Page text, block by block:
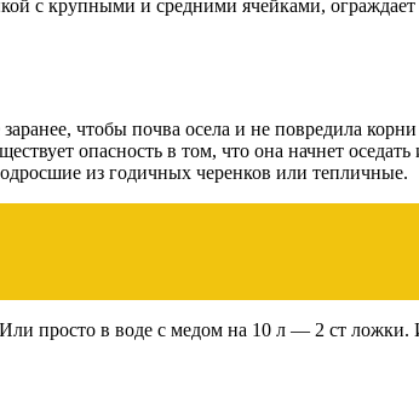
с крупными и средними ячейками,
чтобы почва осела и не повредила
опасность в том, что она начнет оседать
из годичных черенков или тепличные.
просто в воде с медом на 10 л — 2 ст ложки.